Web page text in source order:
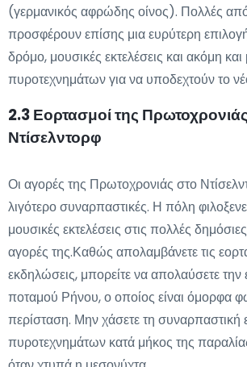
(γερμανικός αφρώδης οίνος). Πολλές από
προσφέρουν επίσης μια ευρύτερη
δρόμο, μουσικές εκτελέσεις και ακόμη
πυροτεχνημάτων για να υποδεχτούν το
2.3 Εορτασμοί της
Ντίσελντορφ
Οι αγορές της Πρωτοχρονιάς στο
λιγότερο συναρπαστικές. Η πόλη
μουσικές εκτελέσεις στις πολλές
αγορές της.Καθώς απολαμβάνετε τις
εκδηλώσεις, μπορείτε να απολαύσετε την
ποταμού Ρήνου, ο οποίος είναι όμορφα
περίσταση. Μην χάσετε τη συναρπαστική
πυροτεχνημάτων κατά μήκος της